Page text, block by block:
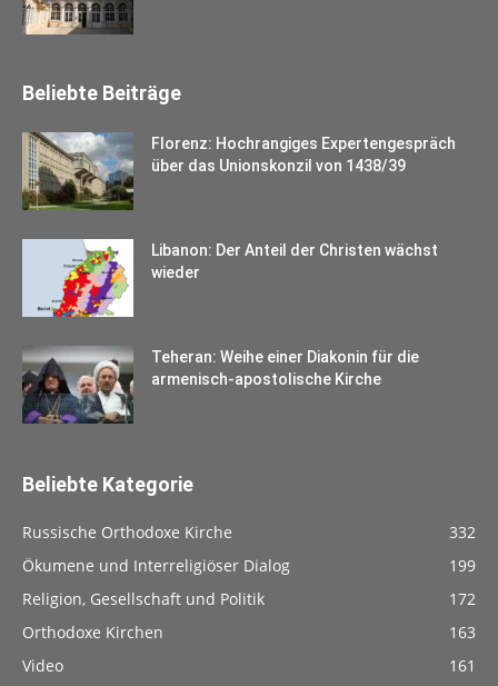
Beliebte Beiträge
Florenz: Hochrangiges Expertengespräch
über das Unionskonzil von 1438/39
Libanon: Der Anteil der Christen wächst
wieder
Teheran: Weihe einer Diakonin für die
armenisch-apostolische Kirche
Beliebte Kategorie
Russische Orthodoxe Kirche
332
Ökumene und Interreligiöser Dialog
199
Religion, Gesellschaft und Politik
172
Orthodoxe Kirchen
163
Video
161